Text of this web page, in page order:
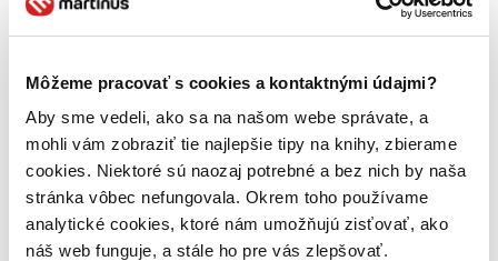
Môžeme pracovať s cookies a kontaktnými údajmi?
Aby sme vedeli, ako sa na našom webe správate, a
mohli vám zobraziť tie najlepšie tipy na knihy, zbierame
cookies. Niektoré sú naozaj potrebné a bez nich by naša
stránka vôbec nefungovala. Okrem toho používame
analytické cookies, ktoré nám umožňujú zisťovať, ako
náš web funguje, a stále ho pre vás zlepšovať.
novinky (0 titulov)
zľavnené tituly (0 titulov)zľavnené tituly
Dostupnosť
predpredaj (0 titulov)predpredaj
pripravujeme (0 titulov)pripravujeme
dostupná (bez vypredaných) (0 titulov)dostupná (bez
Nové / čítané
nová (0 titulov)nová